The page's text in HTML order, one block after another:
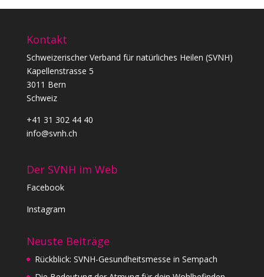
Kontakt
Schweizerischer Verband für natürliches Heilen (SVNH)
Kapellenstrasse 5
3011 Bern
Schweiz
+41 31 302 44 40
info@svnh.ch
Der SVNH im Web
Facebook
Instagram
Neuste Beiträge
Rückblick: SVNH-Gesundheitsmesse in Sempach